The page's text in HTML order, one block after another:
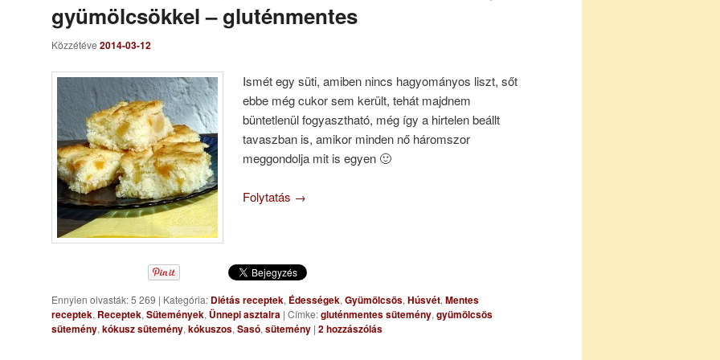
gyümölcsökkel – gluténmentes
Közzétéve 2014-03-12
Ismét egy süti, amiben nincs hagyományos liszt, sőt
ebbe még cukor sem került, tehát majdnem
büntetlenül fogyasztható, még így a hirtelen beállt
tavaszban is, amikor minden nő háromszor
meggondolja mit is egyen 🙂
Folytatás →
Ennyien olvasták: 5 269 | Kategória: Diétás receptek, Édességek,Gyümölcsös,Húsvét,Mentes
receptek, Receptek,Sütemények, Ünnepi asztalra | Címke:gluténmentes sütemény,gyümölcsös
sütemény,kókusz sütemény,kókuszos,Sasó,sütemény | 2hozzászólás